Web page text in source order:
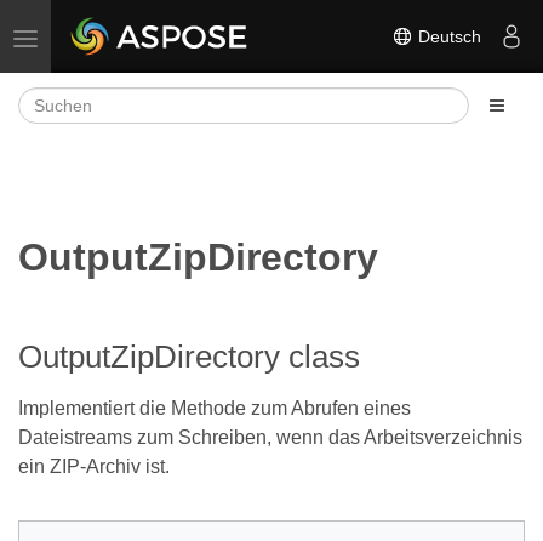
Navigation umschalten Deutsch
OutputZipDirectory
OutputZipDirectory class
Implementiert die Methode zum Abrufen eines
Dateistreams zum Schreiben, wenn das Arbeitsverzeichnis
ein ZIP-Archiv ist.